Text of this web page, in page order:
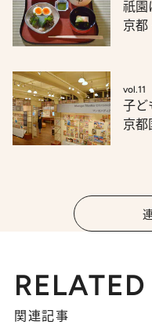
祇園
京都
vol.11
子
京都
関連記事